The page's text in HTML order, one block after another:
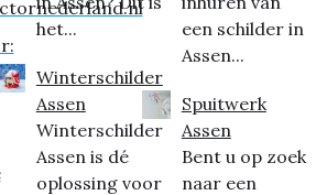
het...
Winterschilder
Assen
Winterschilder
Assen is dé
oplossing voor
een schilder in
Assen...
Spuitwerk
Assen
Bent u op zoek
naar een